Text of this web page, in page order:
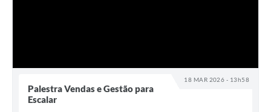
18 MAR 2026 - 13h58
Palestra Vendas e Gestão para
Escalar